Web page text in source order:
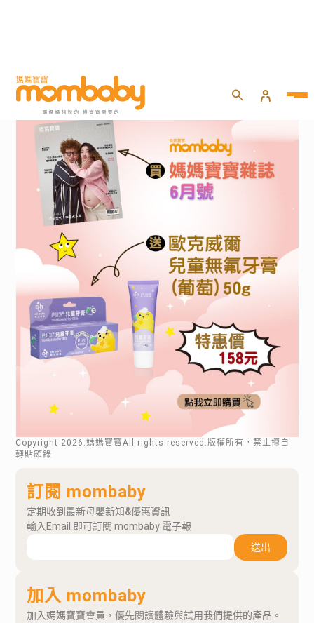
Copyright 2026 .媽媽寶寶All rights reserved.版權所有，禁止擅自
轉貼節錄
訂閱 mombaby
定期收到最新母嬰新知&優惠資訊
輸入Email 即可訂閱 mombaby 電子報
送出
加入 mombaby
加入媽媽寶寶會員，優先閱讀體驗與試用我們提供的產品。